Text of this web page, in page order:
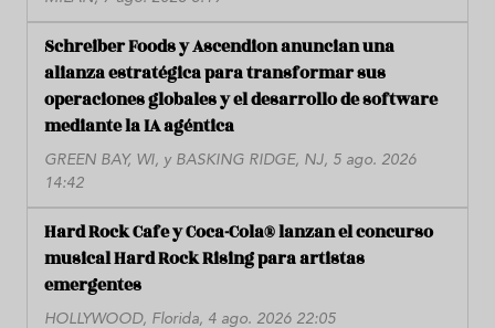
Schreiber Foods y Ascendion anuncian una
alianza estratégica para transformar sus
operaciones globales y el desarrollo de software
mediante la IA agéntica
GREEN BAY, WI, y BASKING RIDGE, NJ, 5 ago. 2026
14:42
Hard Rock Cafe y Coca-Cola® lanzan el concurso
musical Hard Rock Rising para artistas
emergentes
HOLLYWOOD, Florida, 4 ago. 2026 22:05